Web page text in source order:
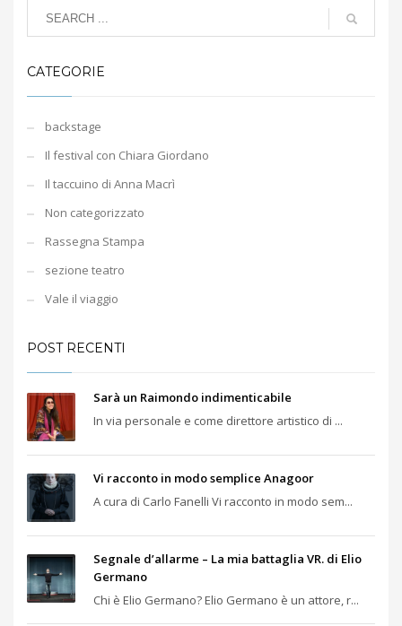
CATEGORIE
backstage
Il festival con Chiara Giordano
Il taccuino di Anna Macrì
Non categorizzato
Rassegna Stampa
sezione teatro
Vale il viaggio
POST RECENTI
Sarà un Raimondo indimenticabile
In via personale e come direttore artistico di ...
Vi racconto in modo semplice Anagoor
A cura di Carlo Fanelli Vi racconto in modo sem...
Segnale d’allarme – La mia battaglia VR. di Elio
Germano
Chi è Elio Germano? Elio Germano è un attore, r...